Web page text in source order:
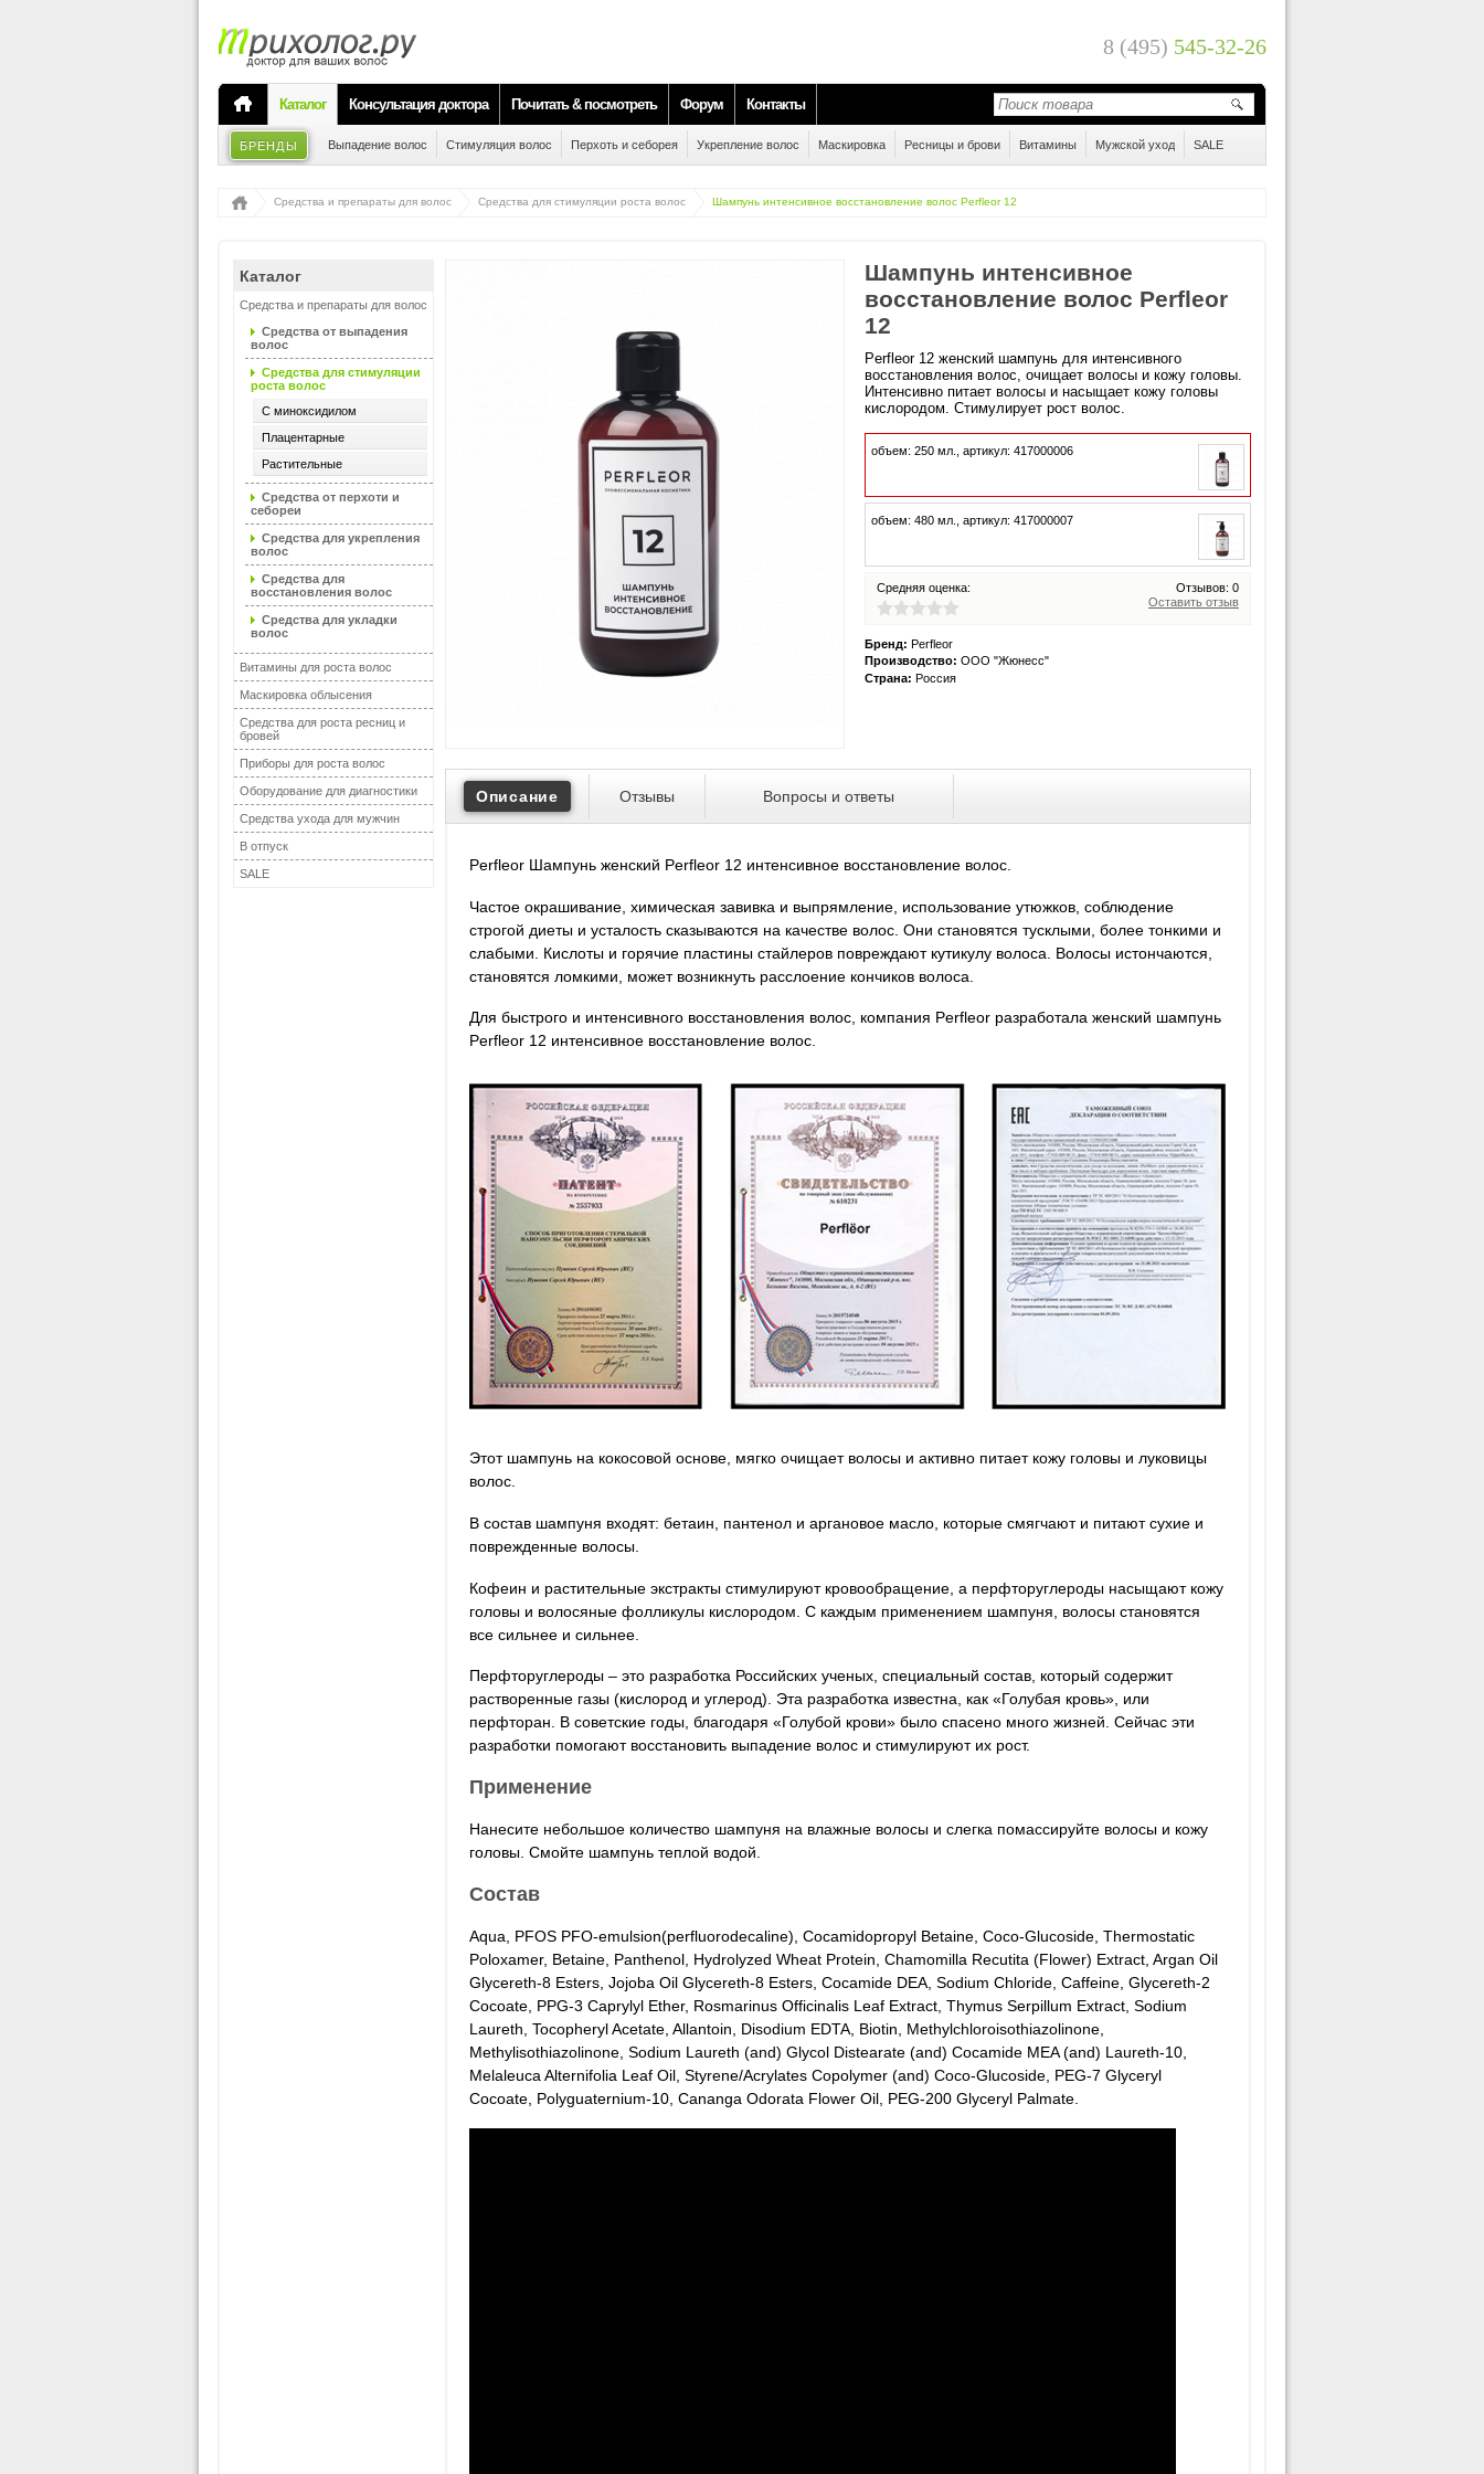
8 (495) 545-32-26
Каталог Консультация доктора Почитать & посмотреть Форум Контакты
БРЕНДЫ Выпадение волос Стимуляция волос Перхоть и себорея Укрепление волос Маскировка Ресницы и брови Витамины Мужской уход SALE
Средства и препараты для волос Средства для стимуляции роста волос Шампунь интенсивное восстановление волос Perfleor 12
Каталог
Средства и препараты для волос
Средства от выпадения
волос
Средства для стимуляции
роста волос
С миноксидилом
Плацентарные
Растительные
Средства от перхоти и
себореи
Средства для укрепления
волос
Средства для
восстановления волос
Средства для укладки
волос
Витамины для роста волос
Маскировка облысения
Средства для роста ресниц и
бровей
Приборы для роста волос
Оборудование для диагностики
Средства ухода для мужчин
В отпуск
SALE
Шампунь интенсивное
восстановление волос Perfleor
12
Perfleor 12 женский шампунь для интенсивного
восстановления волос, очищает волосы и кожу головы.
Интенсивно питает волосы и насыщает кожу головы
кислородом. Стимулирует рост волос.
объем: 250 мл., артикул: 417000006
объем: 480 мл., артикул: 417000007
Отзывов: 0
Оставить отзыв
Средняя оценка:
Бренд: Perfleor
Производство: ООО "Жюнесс"
Страна: Россия
Описание Отзывы Вопросы и ответы
Perfleor Шампунь женский Perfleor 12 интенсивное восстановление волос.
Частое окрашивание, химическая завивка и выпрямление, использование утюжков, соблюдение
строгой диеты и усталость сказываются на качестве волос. Они становятся тусклыми, более тонкими и
слабыми. Кислоты и горячие пластины стайлеров повреждают кутикулу волоса. Волосы истончаются,
становятся ломкими, может возникнуть расслоение кончиков волоса.
Для быстрого и интенсивного восстановления волос, компания Perfleor разработала женский шампунь
Perfleor 12 интенсивное восстановление волос.
Этот шампунь на кокосовой основе, мягко очищает волосы и активно питает кожу головы и луковицы
волос.
В состав шампуня входят: бетаин, пантенол и аргановое масло, которые смягчают и питают сухие и
поврежденные волосы.
Кофеин и растительные экстракты стимулируют кровообращение, а перфторуглероды насыщают кожу
головы и волосяные фолликулы кислородом. С каждым применением шампуня, волосы становятся
все сильнее и сильнее.
Перфторуглероды – это разработка Российских ученых, специальный состав, который содержит
растворенные газы (кислород и углерод). Эта разработка известна, как «Голубая кровь», или
перфторан. В советские годы, благодаря «Голубой крови» было спасено много жизней. Сейчас эти
разработки помогают восстановить выпадение волос и стимулируют их рост.
Применение
Нанесите небольшое количество шампуня на влажные волосы и слегка помассируйте волосы и кожу
головы. Смойте шампунь теплой водой.
Состав
Aqua, PFOS PFO-emulsion(perfluorodecaline), Cocamidopropyl Betaine, Coco-Glucoside, Thermostatic
Poloxamer, Betaine, Panthenol, Hydrolyzed Wheat Protein, Chamomilla Recutita (Flower) Extract, Argan Oil
Glycereth-8 Esters, Jojoba Oil Glycereth-8 Esters, Cocamide DEA, Sodium Chloride, Caffeine, Glycereth-2
Cocoate, PPG-3 Caprylyl Ether, Rosmarinus Officinalis Leaf Extract, Thymus Serpillum Extract, Sodium
Laureth, Tocopheryl Acetate, Allantoin, Disodium EDTA, Biotin, Methylchloroisothiazolinone,
Methylisothiazolinone, Sodium Laureth (and) Glycol Distearate (and) Cocamide MEA (and) Laureth-10,
Melaleuca Alternifolia Leaf Oil, Styrene/Acrylates Copolymer (and) Coco-Glucoside, PEG-7 Glyceryl
Cocoate, Polyguaternium-10, Cananga Odorata Flower Oil, PEG-200 Glyceryl Palmate.